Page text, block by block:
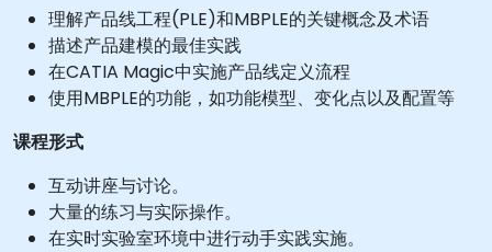
理解产品线工程(PLE)和MBPLE的关键概念及术语
描述产品建模的最佳实践
在CATIA Magic中实施产品线定义流程
使用MBPLE的功能，如功能模型、变化点以及配置等
课程形式
互动讲座与讨论。
大量的练习与实际操作。
在实时实验室环境中进行动手实践实施。